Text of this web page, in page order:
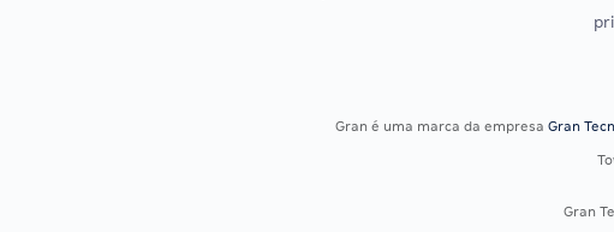
Gran é uma marca da empresaGran
Gran